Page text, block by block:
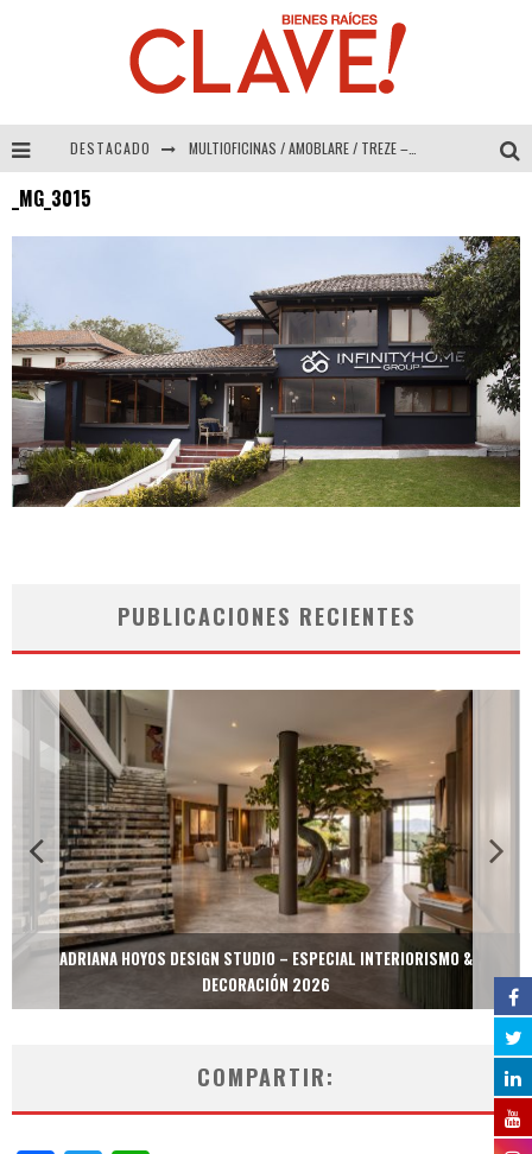
DESTACADO MULTIOFICINAS / AMOBLARE / TREZE – Especial Interiorismo & Decoración 2026
COLINEAL – Especial Interiorismo & Decoración 2026
ADRIANA HOYOS DESIGN STUDIO – Especial Interiorismo & Decoración 2026
_MG_3015
PUBLICACIONES RECIENTES
ADRIANA HOYOS DESIGN STUDIO – ESPECIAL INTERIORISMO &
DECORACIÓN 2026
COMPARTIR: